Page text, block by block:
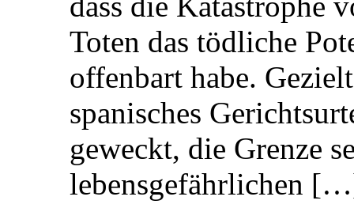
Toten das tödliche
offenbart habe.
spanisches
geweckt, die Grenze
lebensgefährlichen